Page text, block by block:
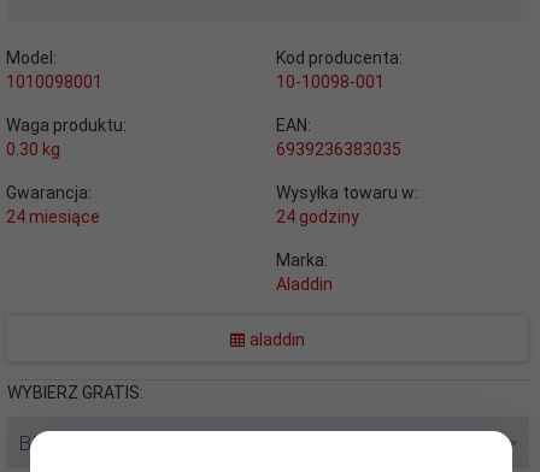
Model:
1010098001
Kod producenta:
10-10098-001
Waga produktu:
0.30 kg
EAN:
6939236383035
Gwarancja:
24 miesiące
Wysyłka towaru w:
24 godziny
Marka:
Aladdin
aladdin
WYBIERZ GRATIS:
BEZ GRATISU